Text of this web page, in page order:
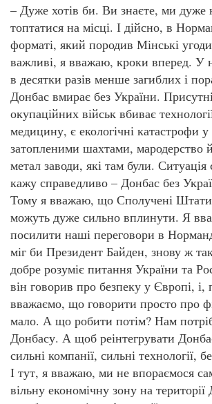
– Дуже хотів би. Ви знаєте, ми дуже
топтатися на місці. І дійсно, в
форматі, який породив Мінські
важливі, я вважаю, кроки вперед. У
в десятки разів менше загиблих і
Донбас вмирає без України.
окупаційних військ вбиває
медицину, є екологічні катастрофи у
затопленими шахтами, мародерство
метал заводи, які там були.
кажу справедливо – Донбас без
Тому я вважаю, що Сполучені
можуть дуже сильно вплинути. Я
посилити наші переговори в
міг би Президент Байден, знову ж
добре розуміє питання України та
він говорив про безпеку у Європі, і,
вважаємо, що говорити просто про
мало. А що робити потім? Нам
Донбасу. А щоб реінтегрувати
сильні компанії, сильні технології,
І тут, я вважаю, ми не впораємося
вільну економічну зону на